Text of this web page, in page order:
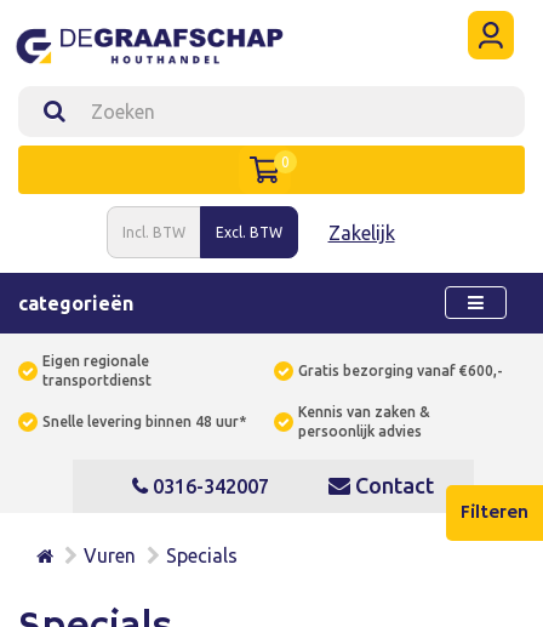
Filteren
Incl. BTW Excl. BTW Zakelijk
0
categorieën
Eigen regionale
transportdienst
Gratis bezorging vanaf €600,-
Snelle levering binnen 48 uur*
Kennis van zaken &
persoonlijk advies
0316-342007 Contact
Vuren Specials